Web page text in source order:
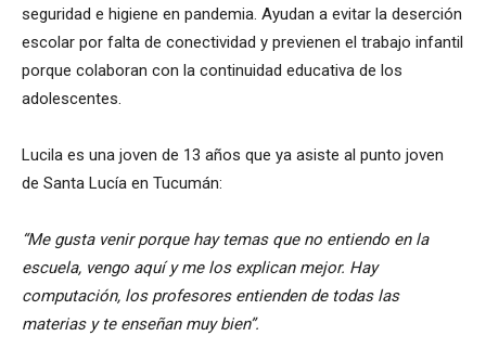
seguridad e higiene en pandemia. Ayudan a evitar la deserción
escolar por falta de conectividad y previenen el trabajo infantil
porque colaboran con la continuidad educativa de los
adolescentes.
Lucila es una joven de 13 años que ya asiste al punto joven
de Santa Lucía en Tucumán:
“Me gusta venir porque hay temas que no entiendo en la
escuela, vengo aquí y me los explican mejor. Hay
computación, los profesores entienden de todas las
materias y te enseñan muy bien”.